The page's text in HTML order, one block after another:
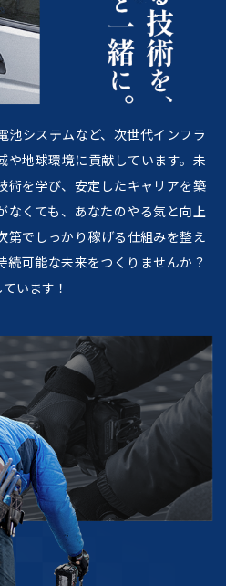
池システムなど、次世代インフラ
や地球環境に貢献しています。未
術を学び、安定したキャリアを築
なくても、あなたのやる気と向上
第でしっかり稼げる仕組みを整え
続可能な未来をつくりませんか？
います！